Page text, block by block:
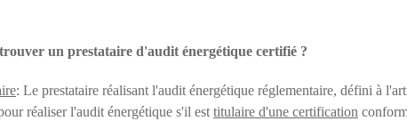
un prestataire d'audit énergétique certifié ?
: Le prestataire réalisant l'audit énergétique réglementaire, défini à
réaliser l'audit énergétique s'il est titulaire d'une certification